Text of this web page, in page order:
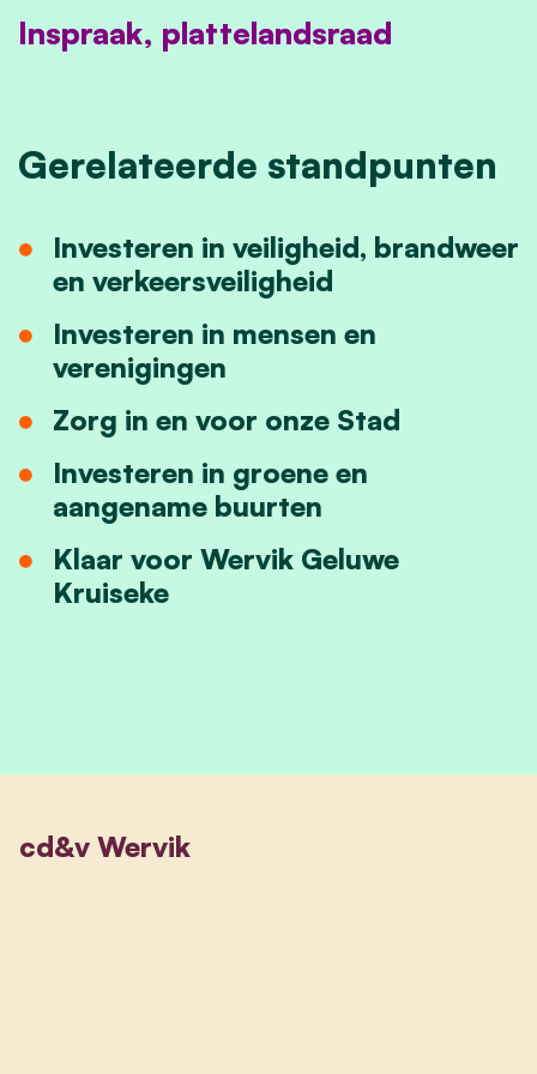
Inspraak, plattelandsraad
Gerelateerde standpunten
Investeren in veiligheid, brandweer
en verkeersveiligheid
Investeren in mensen en
verenigingen
Zorg in en voor onze Stad
Investeren in groene en
aangename buurten
Klaar voor Wervik Geluwe
Kruiseke
cd&v Wervik